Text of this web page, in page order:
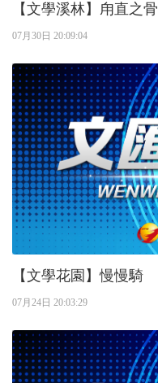
【文學溪林】甪直之骨
07月30日 20:09:04
【文學花園】慢慢騎
07月24日 20:03:29